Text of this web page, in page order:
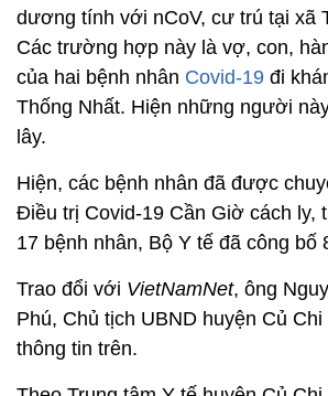
dương tính với nCoV, cư trú tại xã
Các trường hợp này là vợ, con,
của hai bệnh nhân Covid-19 đi
Thống Nhất. Hiện những người
lây.
Hiện, các bệnh nhân đã được
Điều trị Covid-19 Cần Giờ cách ly,
17 bệnh nhân, Bộ Y tế đã công bố
Trao đổi với VietNamNet, ông
Phú, Chủ tịch UBND huyện Củ
thông tin trên.